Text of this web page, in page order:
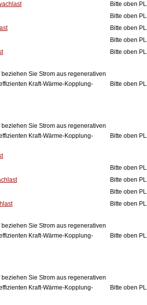
Bitte oben
Bitte oben
Bitte oben
Bitte oben
Bitte oben
beziehen Sie Strom aus regenerativen
Kraft-Wärme-Kopplung-
Bitte oben
beziehen Sie Strom aus regenerativen
Kraft-Wärme-Kopplung-
Bitte oben
Bitte oben
Bitte oben
Bitte oben
Bitte oben
beziehen Sie Strom aus regenerativen
Kraft-Wärme-Kopplung-
Bitte oben
beziehen Sie Strom aus regenerativen
Kraft-Wärme-Kopplung-
Bitte oben